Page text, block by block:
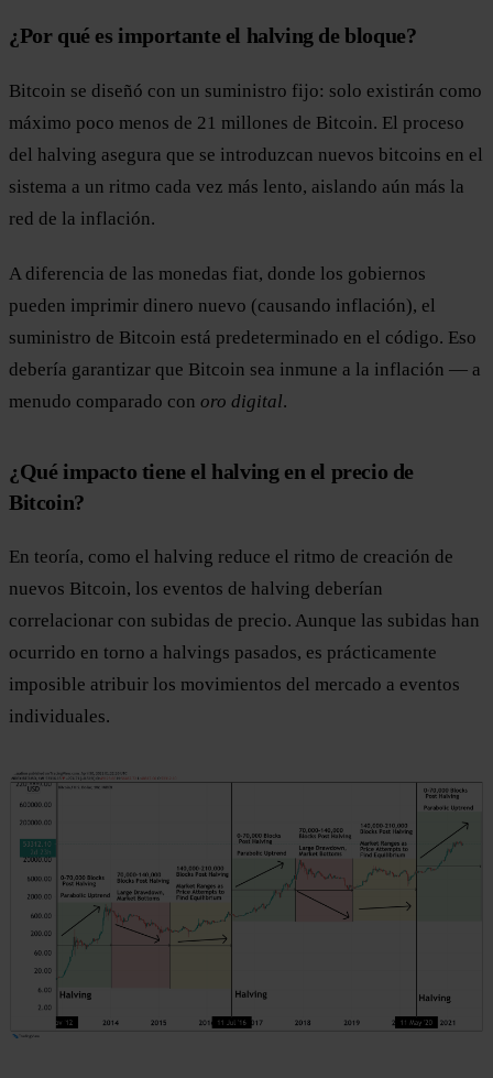
¿Por qué es importante el halving de bloque?
Bitcoin se diseñó con un suministro fijo: solo existirán como
máximo poco menos de 21 millones de Bitcoin. El proceso
del halving asegura que se introduzcan nuevos bitcoins en el
sistema a un ritmo cada vez más lento, aislando aún más la
red de la inflación.
A diferencia de las monedas fiat, donde los gobiernos
pueden imprimir dinero nuevo (causando inflación), el
suministro de Bitcoin está predeterminado en el código. Eso
debería garantizar que Bitcoin sea inmune a la inflación — a
menudo comparado con oro digital.
¿Qué impacto tiene el halving en el precio de
Bitcoin?
En teoría, como el halving reduce el ritmo de creación de
nuevos Bitcoin, los eventos de halving deberían
correlacionar con subidas de precio. Aunque las subidas han
ocurrido en torno a halvings pasados, es prácticamente
imposible atribuir los movimientos del mercado a eventos
individuales.